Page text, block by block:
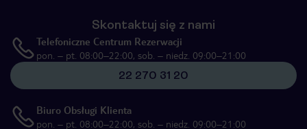
Skontaktuj się z nami
Telefoniczne Centrum Rezerwacji
pon. – pt. 08:00–22:00, sob. – niedz. 09:00–21:00
22 270 31 20
Biuro Obsługi Klienta
pon. – pt. 08:00–22:00, sob. – niedz. 09:00–21:00